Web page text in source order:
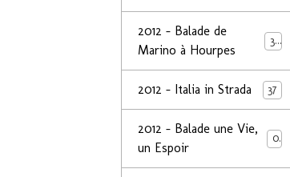
2012 - Balade de
Marino à Hourpes
39
2012 - Italia in Strada 37
2012 - Balade une Vie,
un Espoir
0